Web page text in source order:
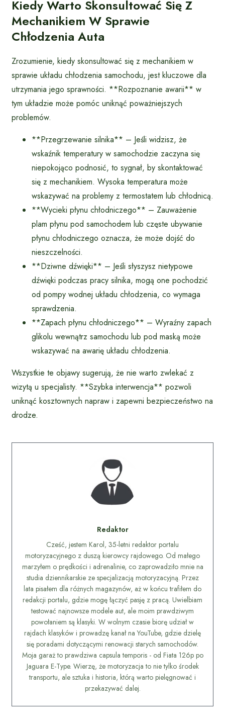
Kiedy Warto Skonsultować Się Z
Mechanikiem W Sprawie
Chłodzenia Auta
Zrozumienie, kiedy skonsultować się z mechanikiem w
sprawie układu chłodzenia samochodu, jest kluczowe dla
utrzymania jego sprawności. **Rozpoznanie awarii** w
tym układzie może pomóc uniknąć poważniejszych
problemów.
**Przegrzewanie silnika** – Jeśli widzisz, że
wskaźnik temperatury w samochodzie zaczyna się
niepokojąco podnosić, to sygnał, by skontaktować
się z mechanikiem. Wysoka temperatura może
wskazywać na problemy z termostatem lub chłodnicą.
**Wycieki płynu chłodniczego** – Zauważenie
plam płynu pod samochodem lub częste ubywanie
płynu chłodniczego oznacza, że może dojść do
nieszczelności.
**Dziwne dźwięki** – Jeśli słyszysz nietypowe
dźwięki podczas pracy silnika, mogą one pochodzić
od pompy wodnej układu chłodzenia, co wymaga
sprawdzenia.
**Zapach płynu chłodniczego** – Wyraźny zapach
glikolu wewnątrz samochodu lub pod maską może
wskazywać na awarię układu chłodzenia.
Wszystkie te objawy sugerują, że nie warto zwlekać z
wizytą u specjalisty. **Szybka interwencja** pozwoli
uniknąć kosztownych napraw i zapewni bezpieczeństwo na
drodze.
Redaktor
Cześć, jestem Karol, 35-letni redaktor portalu
motoryzacyjnego z duszą kierowcy rajdowego. Od małego
marzyłem o prędkości i adrenalinie, co zaprowadziło mnie na
studia dziennikarskie ze specjalizacją motoryzacyjną. Przez
lata pisałem dla różnych magazynów, aż w końcu trafiłem do
redakcji portalu, gdzie mogę łączyć pasję z pracą. Uwielbiam
testować najnowsze modele aut, ale moim prawdziwym
powołaniem są klasyki. W wolnym czasie biorę udział w
rajdach klasyków i prowadzę kanał na YouTube, gdzie dzielę
się poradami dotyczącymi renowacji starych samochodów.
Moja garaż to prawdziwa capsula temporis - od Fiata 126p po
Jaguara E-Type. Wierzę, że motoryzacja to nie tylko środek
transportu, ale sztuka i historia, którą warto pielęgnować i
przekazywać dalej.